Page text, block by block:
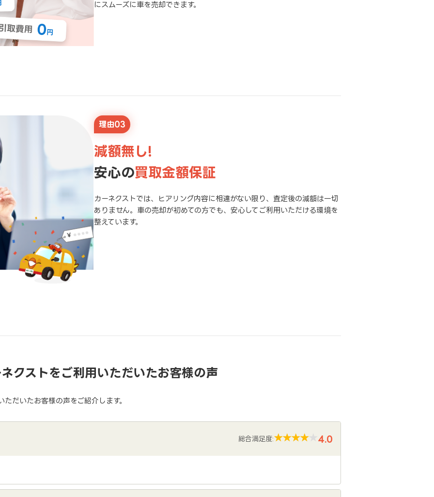
にスムーズに車を売却できます。
理由03
減額無し!
安心の買取金額保証
カーネクストでは、ヒアリング内容に相違がない限り、査定後の減額は一切
ありません。車の売却が初めての方でも、安心してご利用いただける環境を
整えています。
クストをご利用いただいたお客様の声
だいたお客様の声をご紹介します。
総合満足度: 4.0